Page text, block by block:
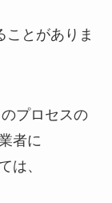
ことがありま
プロセスの
者に
は、